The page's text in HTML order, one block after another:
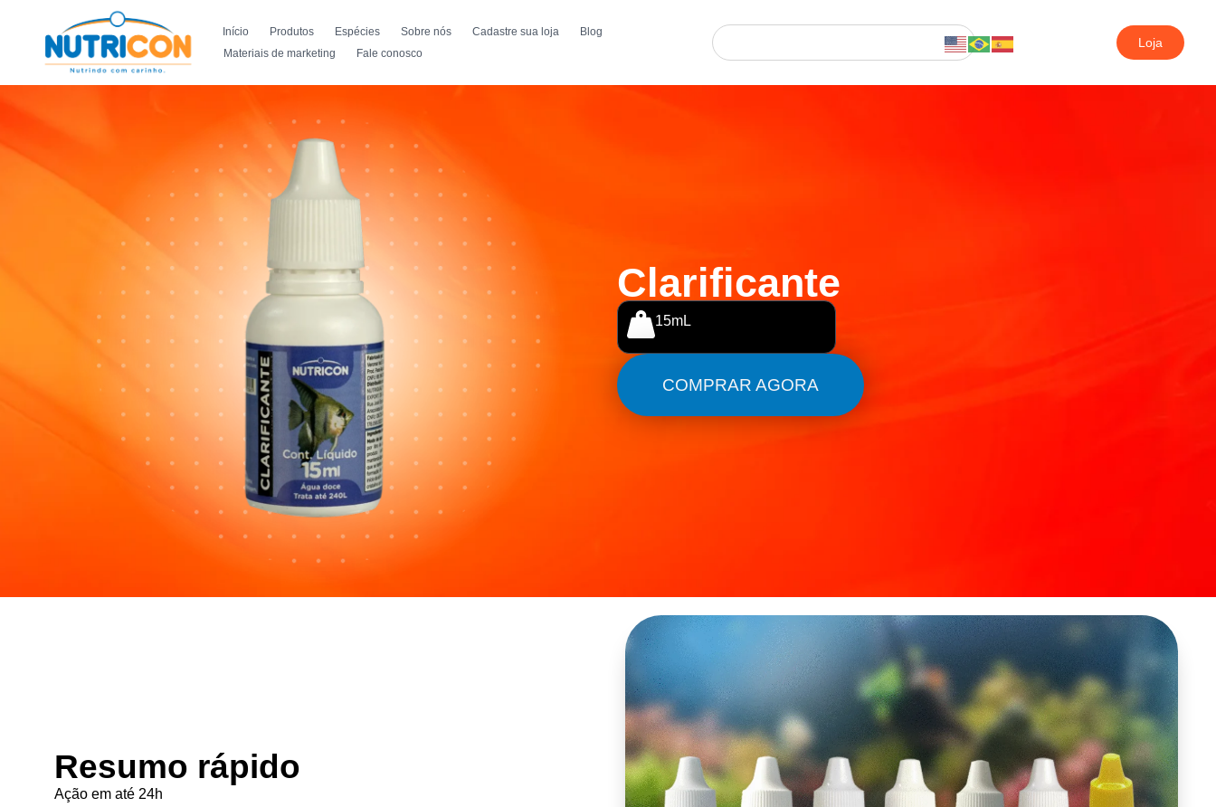
Início Produtos Espécies Sobre nós Cadastre sua loja
Blog
Materiais de marketing
Fale conosco
Loja
Clarificante
15mL
COMPRAR AGORA
Resumo rápido
Ação em até 24h